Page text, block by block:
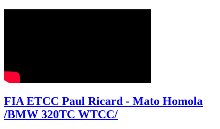
FIA ETCC Paul Ricard - Mato Homola
/BMW 320TC WTCC/